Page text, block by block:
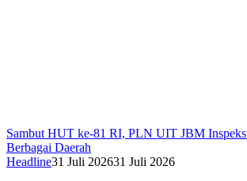
Sambut HUT ke-81 RI, PLN UIT JBM
Berbagai Daerah
Headline31 Juli 202631 Juli 2026